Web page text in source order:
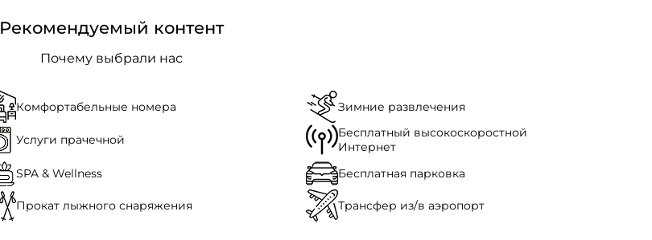
Рекомендуемый контент
Почему выбрали нас
Комфортабельные номера Зимние развлечения
Услуги прачечной
Бесплатный высокоскоростной
Интернет
SPA & Wellness
Бесплатная парковка
Прокат лыжного снаряжения Трансфер из/в аэропорт